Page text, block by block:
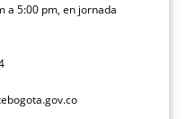
a 5:00 pm, en jornada